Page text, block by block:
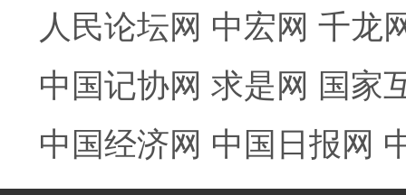
人民论坛网 中宏网 千龙
中国记协网 求是网 国家
中国经济网 中国日报网